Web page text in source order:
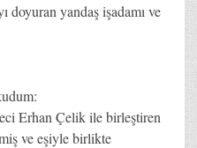
doyuran yandaş işadamı ve
Erhan Çelik ile birleştiren
ve eşiyle birlikte